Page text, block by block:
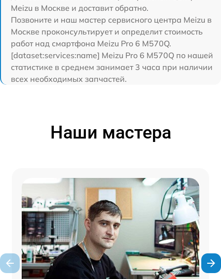
Meizu в Москве и доставит обратно.
Позвоните и наш мастер сервисного центра Meizu в
Москве проконсультирует и определит стоимость
работ над смартфона Meizu Pro 6 M570Q.
[dataset:services:name] Meizu Pro 6 M570Q по нашей
статистике в среднем занимает 3 часа при наличии
всех необходимых запчастей.
Наши мастера